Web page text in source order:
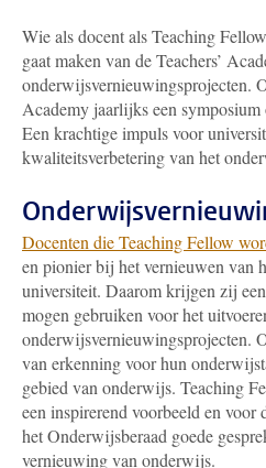
Wie als docent als Teaching
gaat maken van de Teachers’
onderwijsvernieuwingsprojecten.
Academy jaarlijks een
Een krachtige impuls voor
kwaliteitsverbetering van het
Docenten die Teaching Fellow
en pionier bij het vernieuwen van
universiteit. Daarom krijgen zij
mogen gebruiken voor het
onderwijsvernieuwingsprojecten.
van erkenning voor hun
gebied van onderwijs. Teaching
een inspirerend voorbeeld en
het Onderwijsberaad goede
vernieuwing van onderwijs.